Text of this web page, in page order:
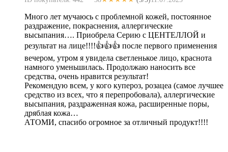
Много лет мучаюсь с проблемной кожей, постоянное
раздражение, покраснения, аллергические
высыпания…. Приобрела Серию с ЦЕНТЕЛЛОЙ и
результат на лице!!!!👍👍👍 после первого применения
вечером, утром я увидела светленькое лицо, краснота
намного уменьшилась. Продолжаю наносить все
средства, очень нравится результат!
Рекомендую всем, у кого купероз, розацеа (самое лучшее
средство из всех, что я перепробовала), аллергические
высыпания, раздраженная кожа, расширенные поры,
дряблая кожа…
АТОМИ, спасибо огромное за отличный продукт!!!!